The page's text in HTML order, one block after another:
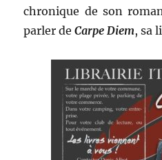
chronique de son
parler deCarpe Diem, sa